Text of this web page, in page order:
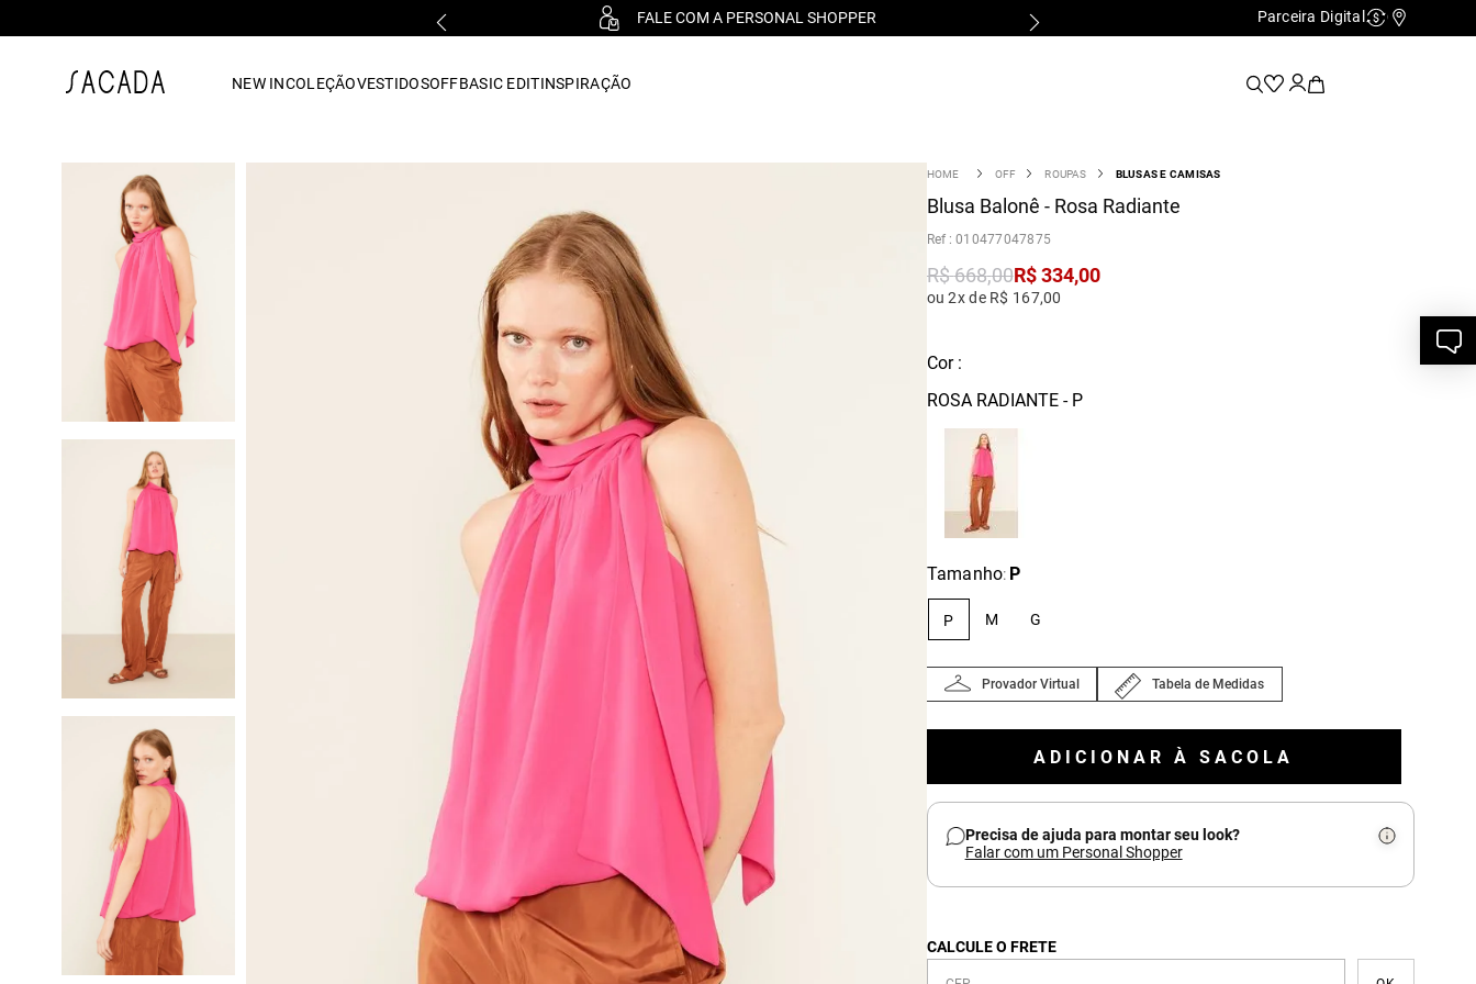
FALE COM A PERSONAL SHOPPER Parceira Digital Cashback
NEW INCOLEÇÃOVESTIDOSOFFBASIC EDITINSPIRAÇÃO
OFF ROUPAS BLUSAS E CAMISAS
Blusa Balonê - Rosa Radiante
:010477047875
R$668,00R$ 334,00
ou 2x de R$ 167,00
Cor :
ROSA RADIANTE - P
Tamanho: P
P M G
Provador Virtual Tabela de Medidas
ADICIONAR À SACOLA
Precisa de ajuda para montar seu look?
Falar com um Personal Shopper
CALCULE O FRETE
vestido midi
vestido curto